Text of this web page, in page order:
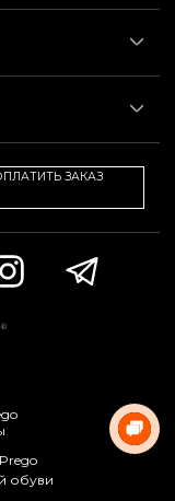
ЗАКАЗ
обуви